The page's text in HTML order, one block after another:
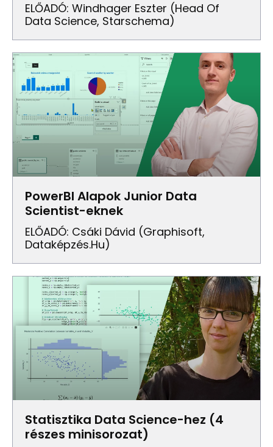
ELŐADÓ: Windhager Eszter (Head Of
Data Science, Starschema)
PowerBI Alapok Junior Data
Scientist-eknek
ELŐADÓ: Csáki Dávid (Graphisoft,
Dataképzés.hu)
Statisztika Data Science-hez (4
részes minisorozat)